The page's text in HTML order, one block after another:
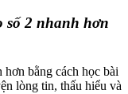
số 2 nhanh hơn
bằng cách học bài
lòng tin, thấu hiểu và